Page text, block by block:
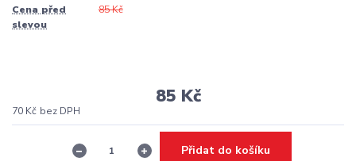
Cena před
slevou
85 Kč
85 Kč
70 Kč bez DPH
Přidat do košíku